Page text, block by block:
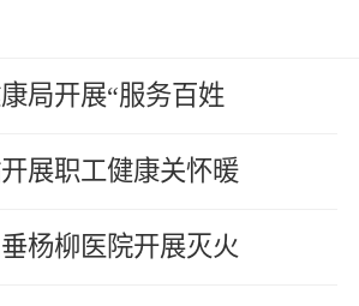
局开展“服务百姓
展职工健康关怀暖
杨柳医院开展灭火